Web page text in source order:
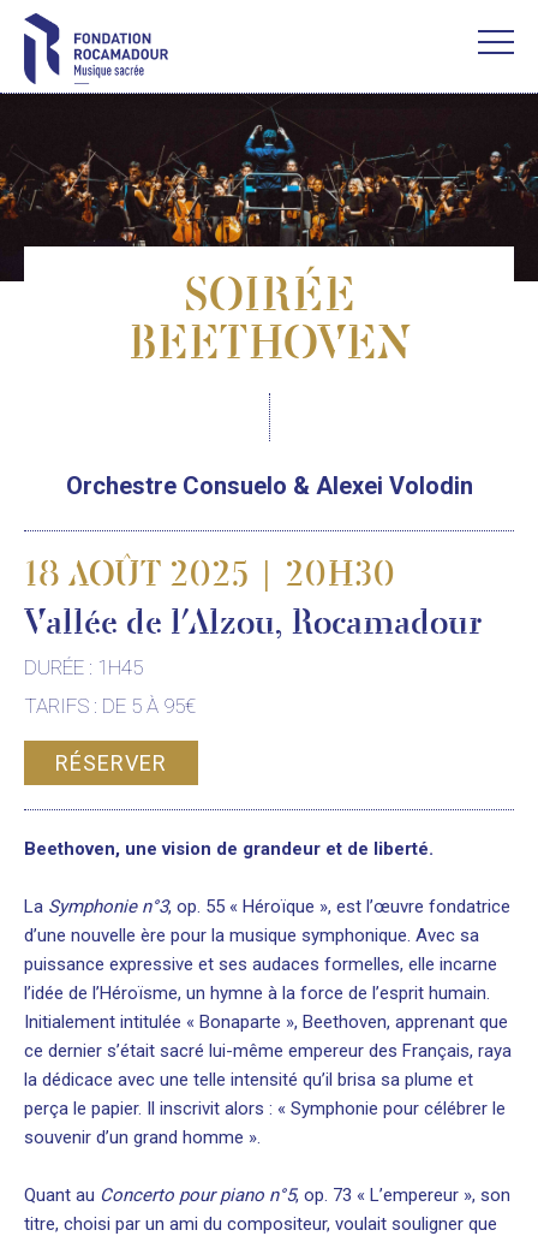
SOIRÉE
BEETHOVEN
Orchestre Consuelo & Alexei Volodin
18 AOÛT 2025 | 20H30
Vallée de l'Alzou, Rocamadour
DURÉE : 1H45
TARIFS : DE 5 À 95€
RÉSERVER
Beethoven, une vision de grandeur et de liberté.
La Symphonie n°3, op. 55 « Héroïque », est l’œuvre fondatrice
d’une nouvelle ère pour la musique symphonique. Avec sa
puissance expressive et ses audaces formelles, elle incarne
l’idée de l’Héroïsme, un hymne à la force de l’esprit humain.
Initialement intitulée « Bonaparte », Beethoven, apprenant que
ce dernier s’était sacré lui-même empereur des Français, raya
la dédicace avec une telle intensité qu’il brisa sa plume et
perça le papier. Il inscrivit alors : « Symphonie pour célébrer le
souvenir d’un grand homme ».
Quant au Concerto pour piano n°5, op. 73 « L’empereur », son
titre, choisi par un ami du compositeur, voulait souligner que